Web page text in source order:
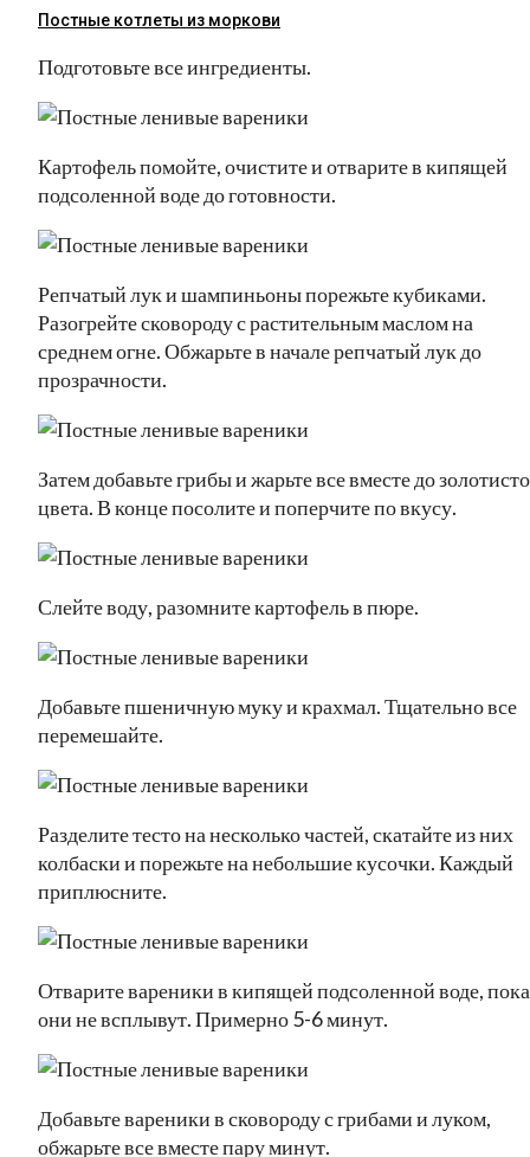
Постные котлеты из моркови
Подготовьте все ингредиенты.
Картофель помойте, очистите и отварите в кипящей
подсоленной воде до готовности.
Репчатый лук и шампиньоны порежьте кубиками.
Разогрейте сковороду с растительным маслом на
среднем огне. Обжарьте в начале репчатый лук до
прозрачности.
Затем добавьте грибы и жарьте все вместе до
цвета. В конце посолите и поперчите по вкусу.
Слейте воду, разомните картофель в пюре.
Добавьте пшеничную муку и крахмал. Тщательно все
перемешайте.
Разделите тесто на несколько частей, скатайте из них
колбаски и порежьте на небольшие кусочки. Каждый
приплюсните.
Отварите вареники в кипящей подсоленной воде, пока
они не всплывут. Примерно 5-6 минут.
Добавьте вареники в сковороду с грибами и луком,
обжарьте все вместе пару минут.